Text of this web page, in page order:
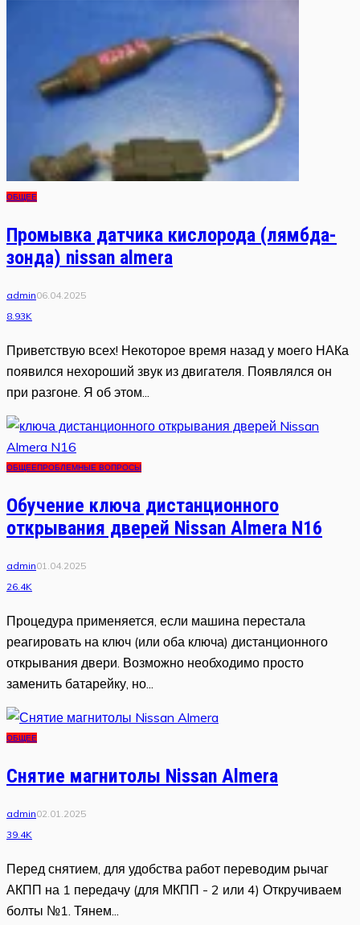
ОБЩЕЕ
Промывка датчика кислорода (лямбда-
зонда) nissan almera
admin06.04.2025
8.93K
Приветствую всех! Некоторое время назад у моего НАКа
появился нехороший звук из двигателя. Появлялся он
при разгоне. Я об этом...
ОБЩЕЕПРОБЛЕМНЫЕ ВОПРОСЫ
Обучение ключа дистанционного
открывания дверей Nissan Almera N16
admin01.04.2025
26.4K
Процедура применяется, если машина перестала
реагировать на ключ (или оба ключа) дистанционного
открывания двери. Возможно необходимо просто
заменить батарейку, но...
ОБЩЕЕ
Снятие магнитолы Nissan Almera
admin02.01.2025
39.4K
Перед снятием, для удобства работ переводим рычаг
АКПП на 1 передачу (для МКПП - 2 или 4) Откручиваем
болты №1. Тянем...